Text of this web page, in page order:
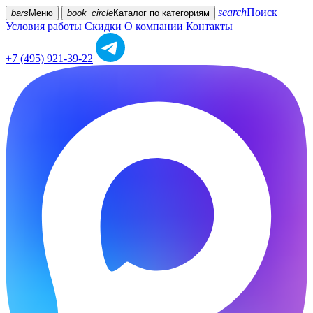
bars Меню book_circleКаталог по категориям searchПоиск
Условия работы Скидки О компании Контакты
+7 (495) 921-39-22